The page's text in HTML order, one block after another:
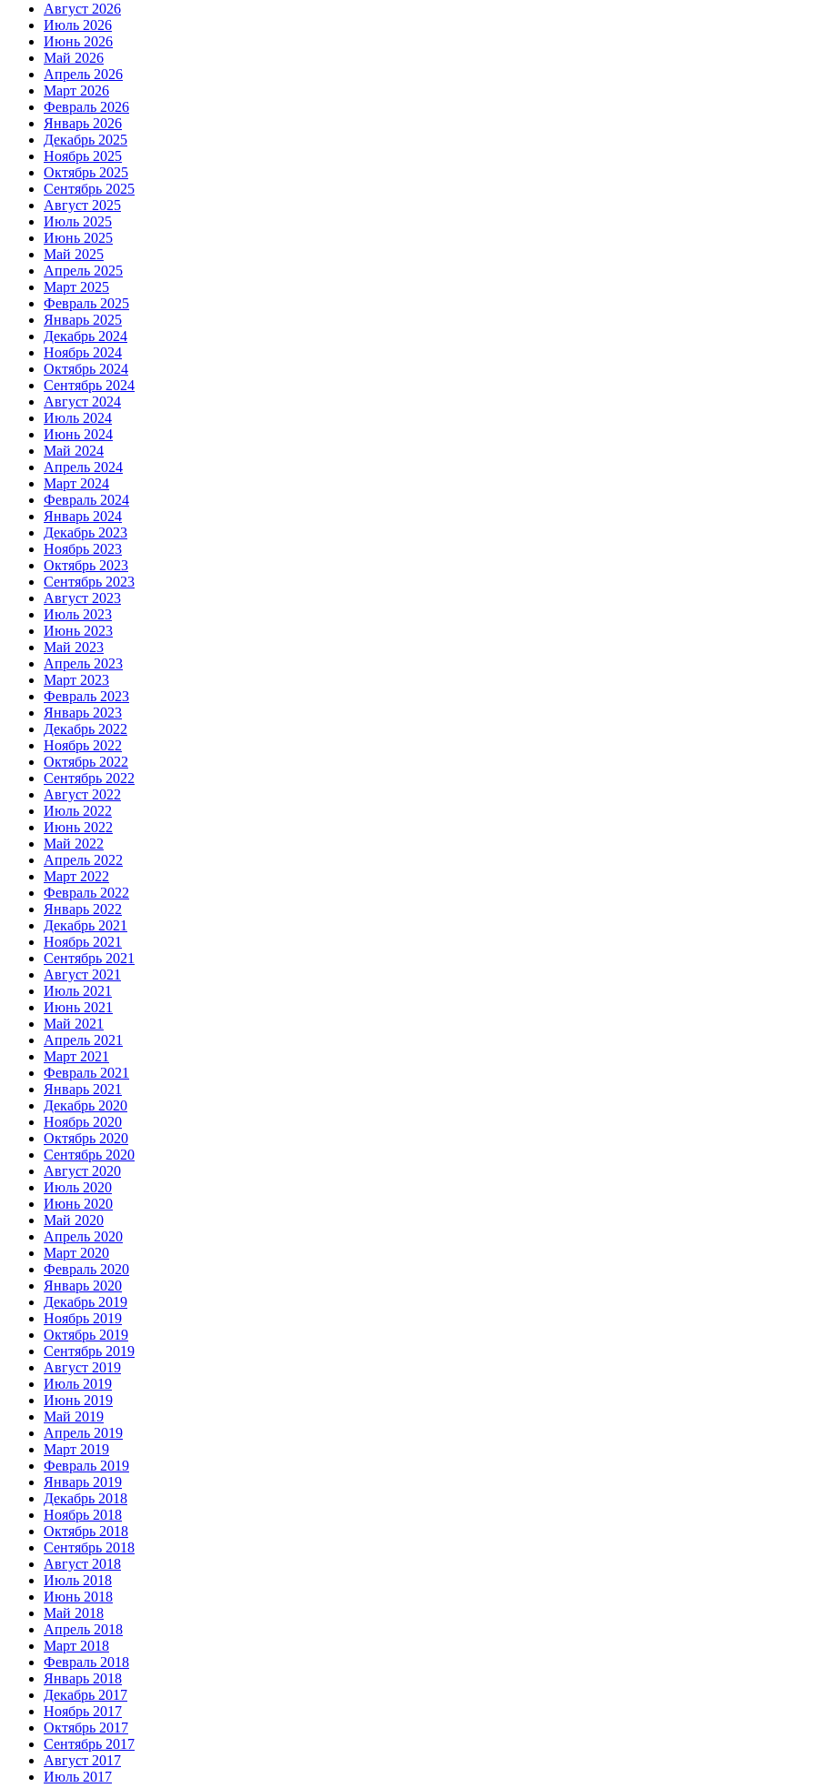
Август 2026
Июль 2026
Июнь 2026
Май 2026
Апрель 2026
Март 2026
Февраль 2026
Январь 2026
Декабрь 2025
Ноябрь 2025
Октябрь 2025
Сентябрь 2025
Август 2025
Июль 2025
Июнь 2025
Май 2025
Апрель 2025
Март 2025
Февраль 2025
Январь 2025
Декабрь 2024
Ноябрь 2024
Октябрь 2024
Сентябрь 2024
Август 2024
Июль 2024
Июнь 2024
Май 2024
Апрель 2024
Март 2024
Февраль 2024
Январь 2024
Декабрь 2023
Ноябрь 2023
Октябрь 2023
Сентябрь 2023
Август 2023
Июль 2023
Июнь 2023
Май 2023
Апрель 2023
Март 2023
Февраль 2023
Январь 2023
Декабрь 2022
Ноябрь 2022
Октябрь 2022
Сентябрь 2022
Август 2022
Июль 2022
Июнь 2022
Май 2022
Апрель 2022
Март 2022
Февраль 2022
Январь 2022
Декабрь 2021
Ноябрь 2021
Сентябрь 2021
Август 2021
Июль 2021
Июнь 2021
Май 2021
Апрель 2021
Март 2021
Февраль 2021
Январь 2021
Декабрь 2020
Ноябрь 2020
Октябрь 2020
Сентябрь 2020
Август 2020
Июль 2020
Июнь 2020
Май 2020
Апрель 2020
Март 2020
Февраль 2020
Январь 2020
Декабрь 2019
Ноябрь 2019
Октябрь 2019
Сентябрь 2019
Август 2019
Июль 2019
Июнь 2019
Май 2019
Апрель 2019
Март 2019
Февраль 2019
Январь 2019
Декабрь 2018
Ноябрь 2018
Октябрь 2018
Сентябрь 2018
Август 2018
Июль 2018
Июнь 2018
Май 2018
Апрель 2018
Март 2018
Февраль 2018
Январь 2018
Декабрь 2017
Ноябрь 2017
Октябрь 2017
Сентябрь 2017
Август 2017
Июль 2017